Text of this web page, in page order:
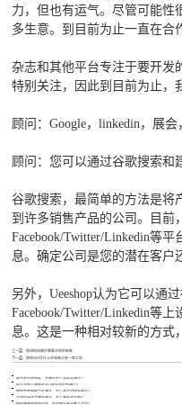
力，但也有运气。尽管可能性
多生意。到目前为止一直在合
杂志和其他平台专注于要开发
特别关注，因此到目前为止，
顾问：Google，linkedin，展会
顾问：您可以通过谷歌搜索和
谷歌搜索，最简单的方法是将
到许多销售产品的公司。目前
Facebook/Twitter/Linkedin等
息。确定公司是您的潜在客户
另外，Ueeshop认为它可以通
Facebook/Twitter/Linkedin等
息。这是一种相对较新的方式
上一篇：德语网站建设需要注意的因素
下一篇：跨境ERP凭什么在电商占有一席之地
做汽车灯遥控板，品牌方怎么选平台避坑？
独立站婴儿辅助轮SEO成本优化咋避坑？
跨境卖家做精华乳建站，怎么选合适提升转化？
对讲机天线品牌方建站，怎么降低成本啊？
做帐篷睡袋防虫红外，外贸建站平台哪个合适？